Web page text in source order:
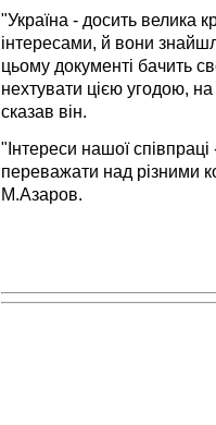
"Україна - досить велика
інтересами, й вони
цьому документі бачить
нехтувати цією угодою,
сказав він.
"Інтереси нашої
переважати над різними
М.Азаров.